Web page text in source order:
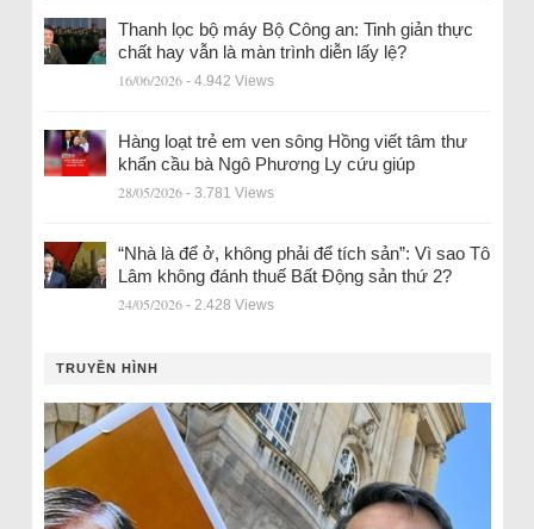
Thanh lọc bộ máy Bộ Công an: Tinh giản thực
chất hay vẫn là màn trình diễn lấy lệ?
16/06/2026 - 4.942 Views
Hàng loạt trẻ em ven sông Hồng viết tâm thư
khẩn cầu bà Ngô Phương Ly cứu giúp
28/05/2026 - 3.781 Views
“Nhà là để ở, không phải để tích sản”: Vì sao Tô
Lâm không đánh thuế Bất Động sản thứ 2?
24/05/2026 - 2.428 Views
TRUYỀN HÌNH